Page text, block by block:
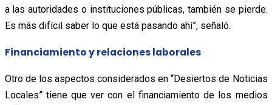
a las autoridades o instituciones públicas, también se pierde.
Es más difícil saber lo que está pasando ahí”,señaló.
Financiamiento y relaciones laborales
Otro de los aspectos considerados en “Desiertos de Noticias
Locales” tiene que ver con el financiamiento de los medios